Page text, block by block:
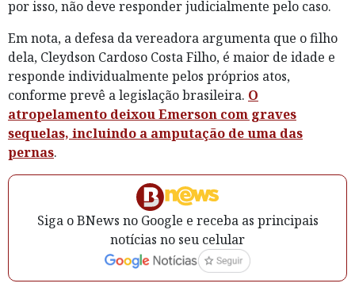
por isso, não deve responder judicialmente pelo caso.
Em nota, a defesa da vereadora argumenta que o filho
dela, Cleydson Cardoso Costa Filho, é maior de idade e
responde individualmente pelos próprios atos,
conforme prevê a legislação brasileira. O
atropelamento deixou Emerson com graves
sequelas, incluindo a amputação de uma das
pernas.
Siga o BNews no Google e receba as principais
notícias no seu celular